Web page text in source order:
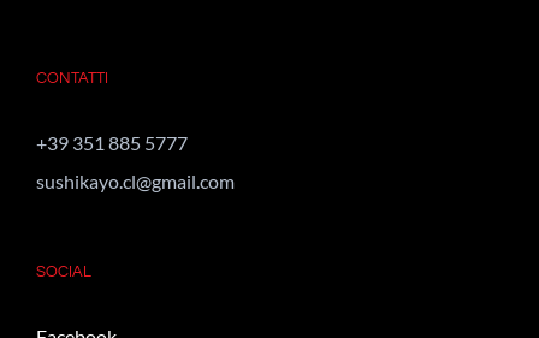
CONTATTI
+39 351 885 5777
sushikayo.cl@gmail.com
SOCIAL